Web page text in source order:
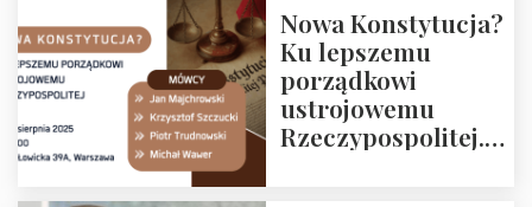
Nowa Konstytucja?
Ku lepszemu
porządkowi
ustrojowemu
Rzeczypospolitej.